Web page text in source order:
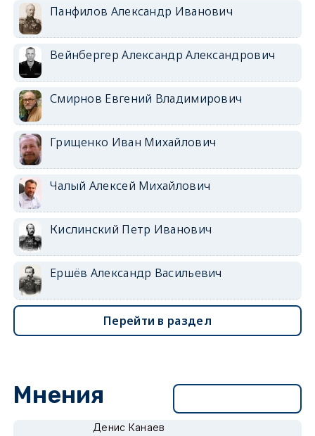
Панфилов Александр Иванович
Вейнбергер Александр Александрович
Смирнов Евгений Владимирович
Грищенко Иван Михайлович
Чалый Алексей Михайлович
Кислинский Петр Иванович
Ершёв Александр Васильевич
Перейти в раздел
Мнения
Денис Канаев